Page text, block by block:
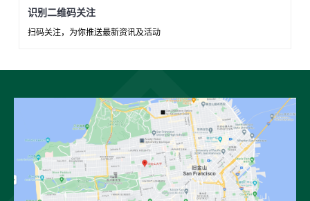
识别二维码关注
扫码关注，为你推送最新资讯及活动